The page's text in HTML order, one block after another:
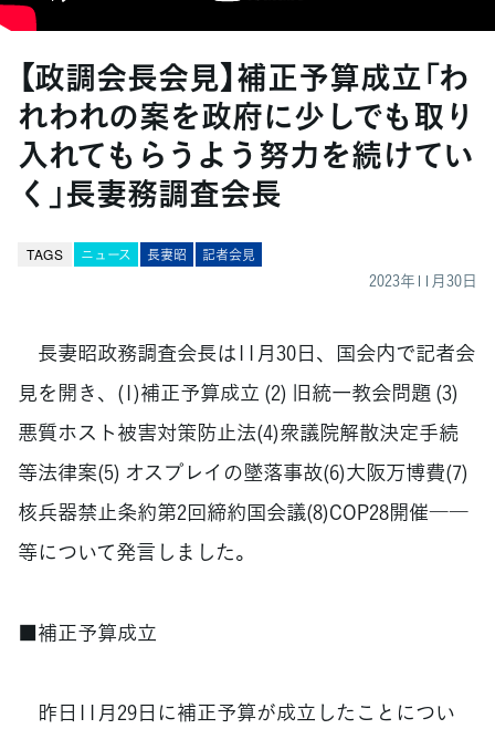
【政調会長会見】補正予算成立「わ
れわれの案を政府に少しでも取り
入れてもらうよう努力を続けてい
く」長妻務調査会長
TAGS ニュース 長妻昭 記者会見
2023年11月30日
長妻昭政務調査会長は11月30日、国会内で記者会
見を開き、(1)補正予算成立 (2) 旧統一教会問題 (3)
悪質ホスト被害対策防止法(4)衆議院解散決定手続
等法律案(5) オスプレイの墜落事故(6)大阪万博費(7)
核兵器禁止条約第2回締約国会議(8)COP28開催――
等について発言しました。
■補正予算成立
昨日11月29日に補正予算が成立したことについ